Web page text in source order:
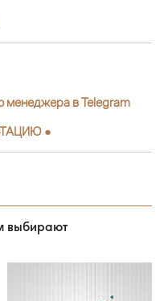
менеджера в Telegram
●
выбирают